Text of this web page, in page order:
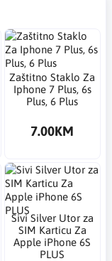
Zaštitno Staklo Za
Iphone 7 Plus, 6s
Plus, 6 Plus
7.00KM
Sivi Silver Utor za
SIM Karticu Za
Apple iPhone 6S
PLUS